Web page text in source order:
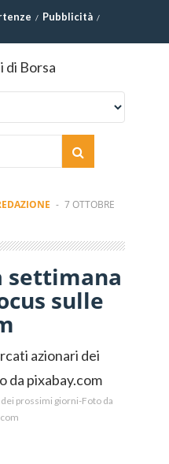
Pubblicità
- 7 OTTOBRE
settimana
sulle
prossimi giorni-Foto da